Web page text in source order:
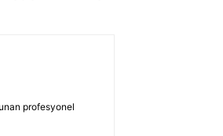
profesyonel